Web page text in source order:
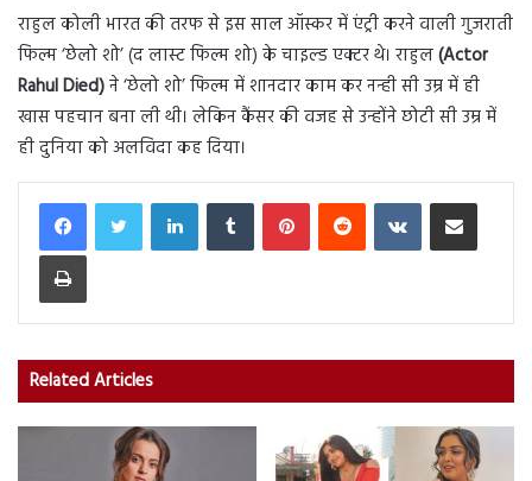
राहुल कोली भारत की तरफ से इस साल ऑस्कर में एंट्री करने वाली गुजराती
फिल्म ‘छेलो शो’ (द लास्ट फिल्म शो) के चाइल्ड एक्टर थे। राहुल(Actor
Rahul Died)ने ‘छेलो शो’ फिल्म में शानदार काम कर नन्ही सी उम्र में ही
खास पहचान बना ली थी। लेकिन कैंसर की वजह से उन्होंने छोटी सी उम्र में
ही दुनिया को अलविदा कह दिया।
LinkedInTumblr PinterestReddit VKontakteShare via Email
Print
Related Articles